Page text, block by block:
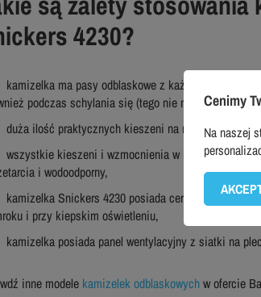
4230?
kamizelka ma pasy odblaskowe z każdej ze stron
podczas schylania się (tego nie mają zwykłe
duża ilość praktycznych kieszeni na narzędzia, w
wszystkie kieszeni i wzmocnienia w kamizelce
i wodoodporny,
kamizelka Snickers 4230 posiada certyfikat
i przy kiepskim oświetleniu,
kamizelka posiada panel wentylacyjny z siatki na
inne modele kamizelek odblaskowychw ofercie
Cenimy
Na naszej